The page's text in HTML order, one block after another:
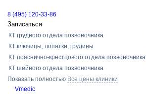
8 (495) 120-33-86
Записаться
КТ грудного отдела позвоночника
КТ ключицы, лопатки, грудины
КТ пояснично-крестцового отдела позвоночника
КТ шейного отдела позвоночника
Показать полностью Все цены клиники
Vmedic